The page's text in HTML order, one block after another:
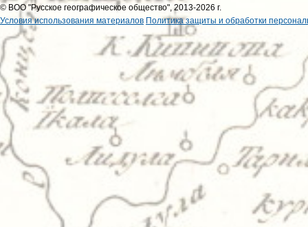
© ВОО "Русское географическое общество", 2013-2026 г.
Условия использования материалов Политика защиты и обработки